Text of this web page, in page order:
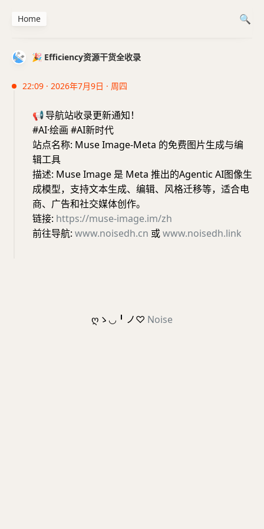
🎉 Efficiency资源干货全收录
22:09 · 2026年7月9日 · 周四
📢导航站收录更新通知！
#AI·绘画 #AI新时代
站点名称: Muse Image-Meta 的免费图片生成与编
辑工具
描述: Muse Image 是 Meta 推出的Agentic AI图像生
成模型，支持文本生成、编辑、风格迁移等，适合电
商、广告和社交媒体创作。
链接: https://muse-image.im/zh
前往导航: www.noisedh.cn 或www.noisedh.link
Home
ღゝ◡╹ノ♡ Noise